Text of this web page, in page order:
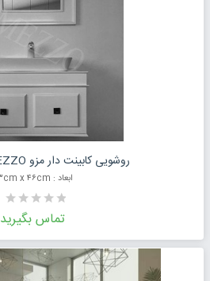
روشویی کابینت دار مزو MEZZO مدل Delfi
ابعاد : ۸۳cm x ۴۶cm
تماس بگیرید